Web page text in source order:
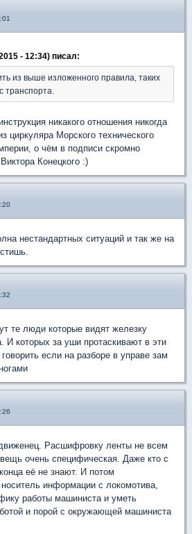
- 12:34) писал:
из выше изложенного правила, таких
транспорта.
никакого отношения никогда
циркуляра Морского технического
о чём в подписи скромно
Конецкого :)
нестандартных ситуаций и так же на
те люди которые видят железку
И которых за уши протаскивают в эти
если на разборе в управе зам
Расшифровку ленты не всем
очень специфическая. Даже кто с
её не знают. И потом
информации с локомотива,
работы машиниста и уметь
и порой с окружающей машиниста